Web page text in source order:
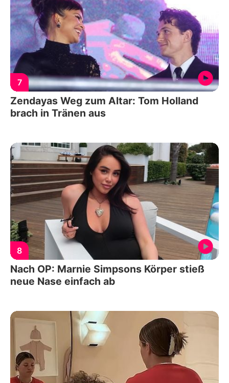
7
Zendayas Weg zum Altar: Tom Holland
brach in Tränen aus
8
Nach OP: Marnie Simpsons Körper stieß
neue Nase einfach ab